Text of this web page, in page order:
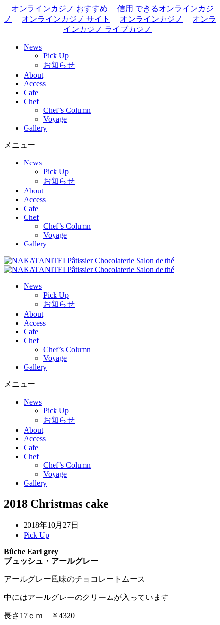
オンラインカジノ おすすめ
信用 できるオンラインカジ
ノ
オンラインカジノ サイト オンラインカジノ
オンラ
インカジノ ライブカジノ
News
Pick Up
お知らせ
About
Access
Cafe
Chef
Chef’s Column
Voyage
Gallery
メニュー
News
Pick Up
お知らせ
About
Access
Cafe
Chef
Chef’s Column
Voyage
Gallery
News
Pick Up
お知らせ
About
Access
Cafe
Chef
Chef’s Column
Voyage
Gallery
メニュー
News
Pick Up
お知らせ
About
Access
Cafe
Chef
Chef’s Column
Voyage
Gallery
2018 Christmas cake
2018年10月27日
Pick Up
Bûche Earl grey
ブュッシュ・アールグレー
アールグレー風味のチョコレートムース
中にはアールグレーのクリームが入っています
長さ17ｃｍ ￥4320